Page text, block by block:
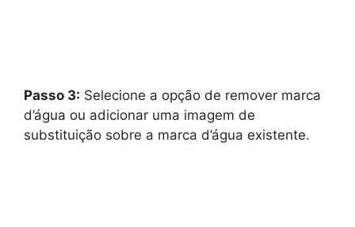
Passo 3: Selecione a opção de remover marca
d’água ou adicionar uma imagem de
substituição sobre a marca d’água existente.